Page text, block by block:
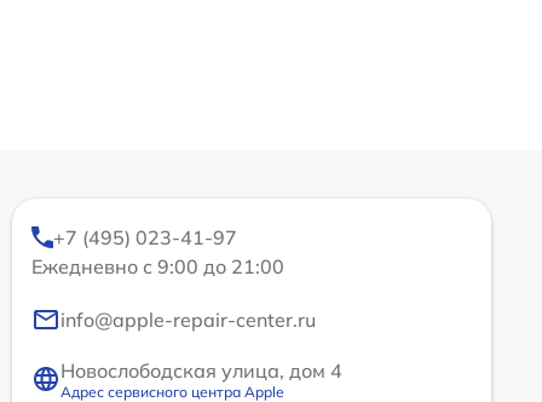
+7 (495) 023-41-97
Ежедневно с 9:00 до 21:00
info@apple-repair-center.ru
Новослободская улица, дом 4
Адрес сервисного центра Apple